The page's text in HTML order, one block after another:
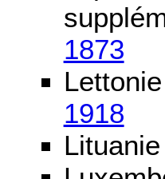
1873
1918